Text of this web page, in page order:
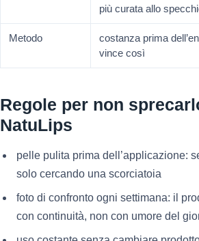
più curata allo
Metodo
costanza prima
vince così
Regole per non
NatuLips
pelle pulita prima dell’applicazione:
solo cercando una scorciatoia
foto di confronto ogni settimana: il
con continuità, non con umore del